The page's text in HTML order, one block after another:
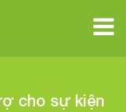
cho sự kiện